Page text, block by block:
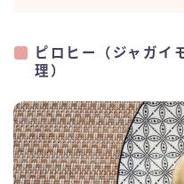
ピロヒー（ジャガイ
理）